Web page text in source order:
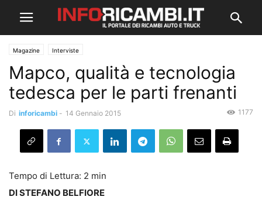
Magazine Interviste
Mapco, qualità e tecnologia
tedesca per le parti frenanti
Di inforicambi - 14 Gennaio 2015 1177
DI STEFANO BELFIORE